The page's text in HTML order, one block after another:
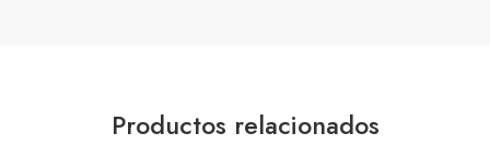
Productos relacionados